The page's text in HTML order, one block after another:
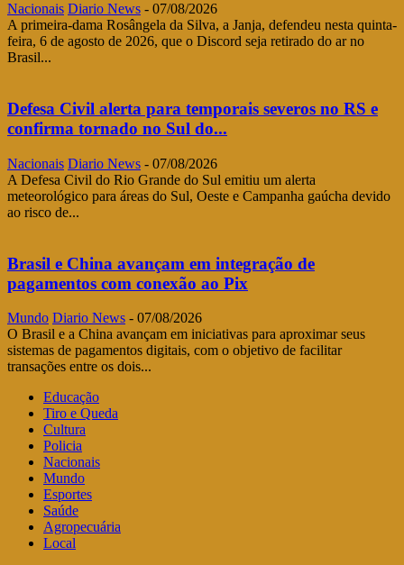
Nacionais Diario News - 07/08/2026
A primeira-dama Rosângela da Silva, a Janja, defendeu nesta quinta-
feira, 6 de agosto de 2026, que o Discord seja retirado do ar no
Brasil...
Defesa Civil alerta para temporais severos no RS e
confirma tornado no Sul do...
Nacionais Diario News - 07/08/2026
A Defesa Civil do Rio Grande do Sul emitiu um alerta
meteorológico para áreas do Sul, Oeste e Campanha gaúcha devido
ao risco de...
Brasil e China avançam em integração de
pagamentos com conexão ao Pix
Mundo Diario News - 07/08/2026
O Brasil e a China avançam em iniciativas para aproximar seus
sistemas de pagamentos digitais, com o objetivo de facilitar
transações entre os dois...
Educação
Tiro e Queda
Cultura
Policia
Nacionais
Mundo
Esportes
Saúde
Agropecuária
Local